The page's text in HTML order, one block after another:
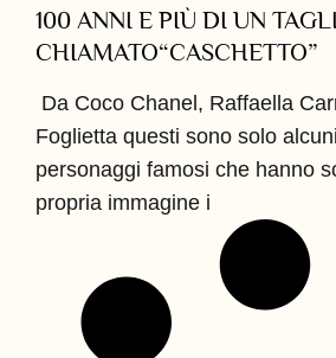
100 ANNI E PIÙ DI UN
CHIAMATO“CASCHETTO”
Da Coco Chanel, Raffaella
Foglietta questi sono solo
personaggi famosi che hanno
propria immagine i